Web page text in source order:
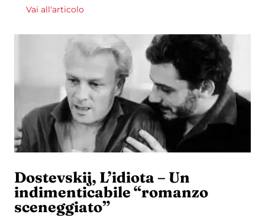
Vai all'articolo
Dostevskij, L’idiota – Un
indimenticabile “romanzo
sceneggiato”